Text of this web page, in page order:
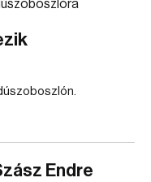
Endre